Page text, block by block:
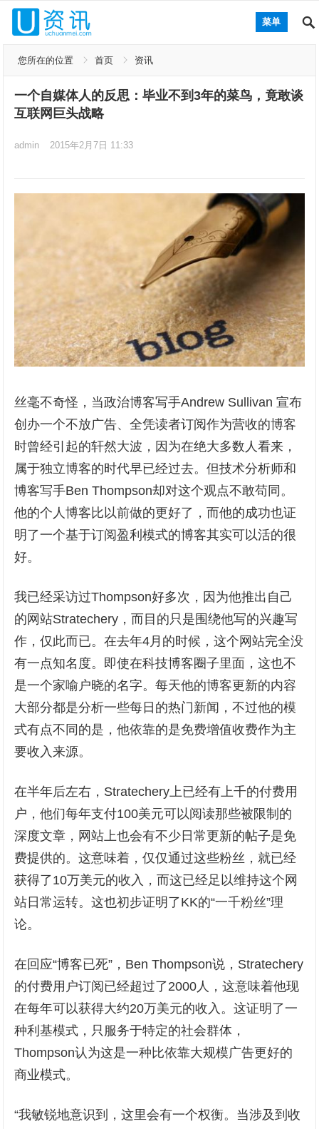
菜单
您所在的位置 首页 资讯
一个自媒体人的反思：毕业不到3年的菜鸟，竟敢谈
互联网巨头战略
admin 2015年2月7日 11:33
丝毫不奇怪，当政治博客写手Andrew Sullivan 宣布
创办一个不放广告、全凭读者订阅作为营收的博客
时曾经引起的轩然大波，因为在绝大多数人看来，
属于独立博客的时代早已经过去。但技术分析师和
博客写手Ben Thompson却对这个观点不敢苟同。
他的个人博客比以前做的更好了，而他的成功也证
明了一个基于订阅盈利模式的博客其实可以活的很
好。
我已经采访过Thompson好多次，因为他推出自己
的网站Stratechery，而目的只是围绕他写的兴趣写
作，仅此而已。在去年4月的时候，这个网站完全没
有一点知名度。即使在科技博客圈子里面，这也不
是一个家喻户晓的名字。每天他的博客更新的内容
大部分都是分析一些每日的热门新闻，不过他的模
式有点不同的是，他依靠的是免费增值收费作为主
要收入来源。
在半年后左右，Stratechery上已经有上千的付费用
户，他们每年支付100美元可以阅读那些被限制的
深度文章，网站上也会有不少日常更新的帖子是免
费提供的。这意味着，仅仅通过这些粉丝，就已经
获得了10万美元的收入，而这已经足以维持这个网
站日常运转。这也初步证明了KK的“一千粉丝”理
论。
在回应“博客已死”，Ben Thompson说，Stratechery
的付费用户订阅已经超过了2000人，这意味着他现
在每年可以获得大约20万美元的收入。这证明了一
种利基模式，只服务于特定的社会群体，
Thompson认为这是一种比依靠大规模广告更好的
商业模式。
“我敏锐地意识到，这里会有一个权衡。当涉及到收